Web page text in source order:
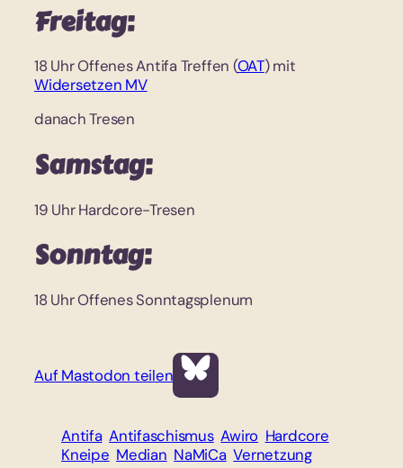
Freitag:
18 Uhr Offenes Antifa Treffen (OAT) mit
Widersetzen MV
danach Tresen
Samstag:
19 Uhr Hardcore-Tresen
Sonntag:
18 Uhr Offenes Sonntagsplenum
Auf Mastodon teilen
Antifa Antifaschismus Awiro Hardcore
Kneipe Median NaMiCa Vernetzung